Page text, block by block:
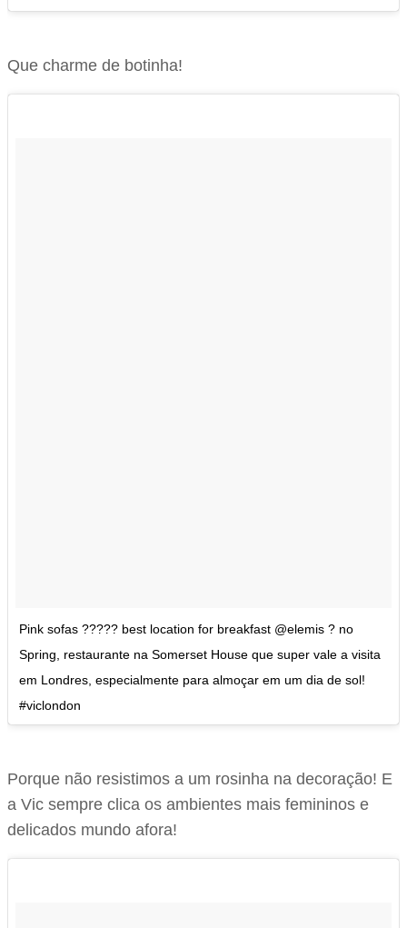
Que charme de botinha!
Pink sofas ????? best location for breakfast @elemis ? no
Spring, restaurante na Somerset House que super vale a visita
em Londres, especialmente para almoçar em um dia de sol!
#viclondon
Porque não resistimos a um rosinha na decoração! E
a Vic sempre clica os ambientes mais femininos e
delicados mundo afora!